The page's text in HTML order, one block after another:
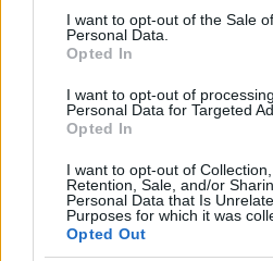
services and may gather and
not limited to your visit or usage
grant or deny consent to Google
consent section.
I want to opt-out of the Sale
Personal Data.
Opted In
I want to opt-out of
Personal Data for Targeted
Opted In
I want to opt-out of Collection,
Retention, Sale, and/or
Personal Data that Is
Purposes for which it was
Opted Out
Da Kiev a Roma, istruzioni per